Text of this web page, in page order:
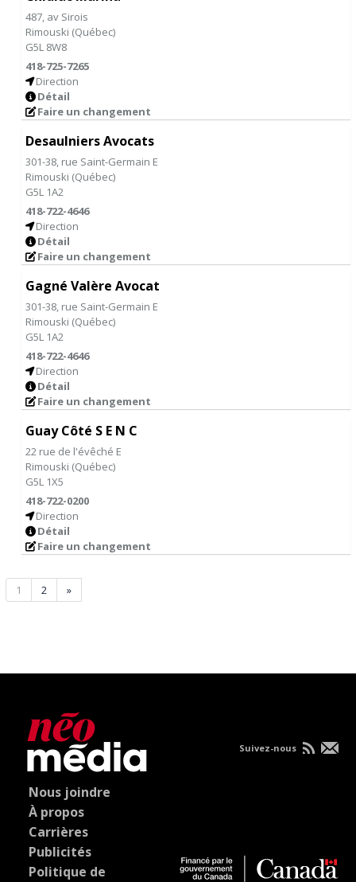
487, av Sirois
Rimouski (Québec)
G5L 8W8
418-725-7265
Direction
Détail
Faire un changement
Desaulniers Avocats
301-38, rue Saint-Germain E
Rimouski (Québec)
G5L 1A2
418-722-4646
Direction
Détail
Faire un changement
Gagné Valère Avocat
301-38, rue Saint-Germain E
Rimouski (Québec)
G5L 1A2
418-722-4646
Direction
Détail
Faire un changement
Guay Côté S E N C
22 rue de l'évêché E
Rimouski (Québec)
G5L 1X5
418-722-0200
Direction
Détail
Faire un changement
1 2 »
Nous joindre
À propos
Carrières
Publicités
Politique de
Suivez-nous